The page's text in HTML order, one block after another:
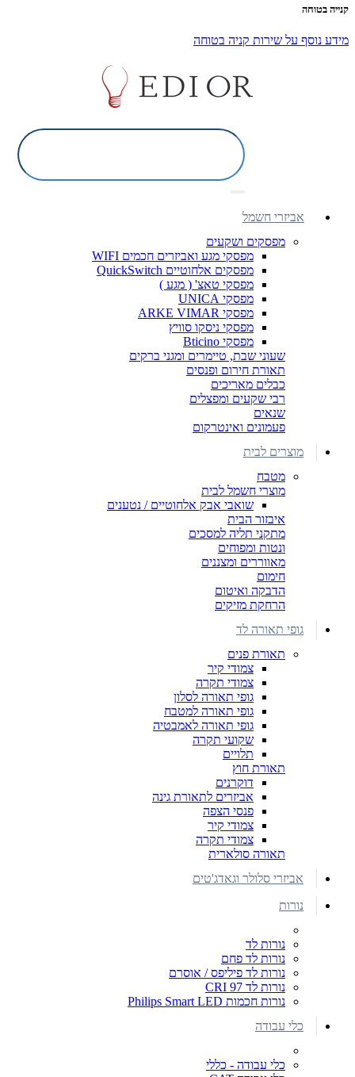
קנייה בטוחה
מידע נוסף על שירות קניה בטוחה
אביזרי חשמל
מפסקים ושקעים
מפסקי מגע ואביזרים חכמים WIFI
מפסקים אלחוטיים QuickSwitch
מפסקי טאצ' ( מגע )
מפסקי UNICA
מפסקי ARKE VIMAR
מפסקי ניסקו סוויץ
מפסקי Bticino
שעוני שבת, טיימרים ומגני ברקים
תאורת חירום ופנסים
כבלים מאריכים
רבי שקעים ומפצלים
שנאים
פעמונים ואינטרקום
מוצרים לבית
מטבח
מוצרי חשמל לבית
שואבי אבק אלחוטיים / נטענים
איבזור הבית
מתקני תליה למסכים
ונטות ומפוחים
מאווררים ומצננים
חימום
הדבקה ואיטום
הרחקת מזיקים
גופי תאורה לד
תאורת פנים
צמודי קיר
צמודי תקרה
גופי תאורה לסלון
גופי תאורה למטבח
גופי תאורה לאמבטיה
שקועי תקרה
תלויים
תאורת חוץ
דוקרנים
אביזרים לתאורת גינה
פנסי הצפה
צמודי קיר
צמודי תקרה
תאורה סולארית
אביזרי סלולר וגאדג'טים
נורות
נורות לד
נורות לד פחם
נורות לד פיליפס / אוסרם
נורות לד CRI 97
נורות חכמות Philips Smart LED
כלי עבודה
כלי עבודה - כללי